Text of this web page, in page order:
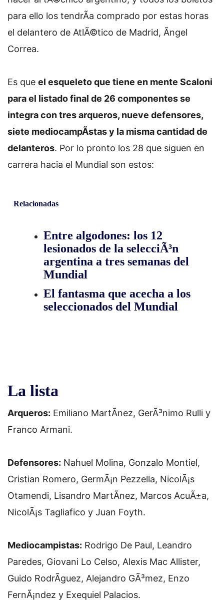
para ello los tendrÃ­a comprado por estas horas
el delantero de AtlÃ©tico de Madrid, Ãngel
Correa.
Es que el esqueleto que tiene en mente Scaloni
para el listado final de 26 componentes se
integra con tres arqueros, nueve defensores,
siete mediocampÃ­stas y la misma cantidad de
delanteros. Por lo pronto los 28 que siguen en
carrera hacia el Mundial son estos:
Relacionadas
Entre algodones: los 12
lesionados de la selecciÃ³n
argentina a tres semanas del
Mundial
El fantasma que acecha a los
seleccionados del Mundial
La lista
Arqueros: Emiliano MartÃ­nez, GerÃ³nimo Rulli y
Franco Armani.
Defensores: Nahuel Molina, Gonzalo Montiel,
Cristian Romero, GermÃ¡n Pezzella, NicolÃ¡s
Otamendi, Lisandro MartÃ­nez, Marcos AcuÃ±a,
NicolÃ¡s Tagliafico y Juan Foyth.
Mediocampistas: Rodrigo De Paul, Leandro
Paredes, Giovani Lo Celso, Alexis Mac Allister,
Guido RodrÃ­guez, Alejandro GÃ³mez, Enzo
FernÃ¡ndez y Exequiel Palacios.